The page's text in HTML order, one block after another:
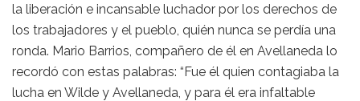
la liberación e incansable luchador por los derechos de
los trabajadores y el pueblo, quién nunca se perdía una
ronda. Mario Barrios, compañero de él en Avellaneda lo
recordó con estas palabras: “Fue él quien contagiaba la
lucha en Wilde y Avellaneda, y para él era infaltable